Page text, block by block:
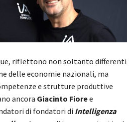
riflettono non soltanto differenti
delle economie nazionali, ma
e strutture produttive
ancora Giacinto Fioree
di fondatori di Intelligenza